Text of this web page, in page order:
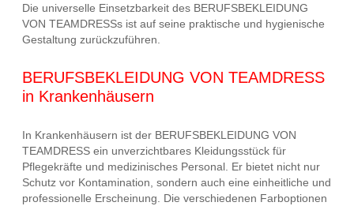
Die universelle Einsetzbarkeit des BERUFSBEKLEIDUNG
VON TEAMDRESSs ist auf seine praktische und hygienische
Gestaltung zurückzuführen.
BERUFSBEKLEIDUNG VON TEAMDRESS
in Krankenhäusern
In Krankenhäusern ist der BERUFSBEKLEIDUNG VON
TEAMDRESS ein unverzichtbares Kleidungsstück für
Pflegekräfte und medizinisches Personal. Er bietet nicht nur
Schutz vor Kontamination, sondern auch eine einheitliche und
professionelle Erscheinung. Die verschiedenen Farboptionen